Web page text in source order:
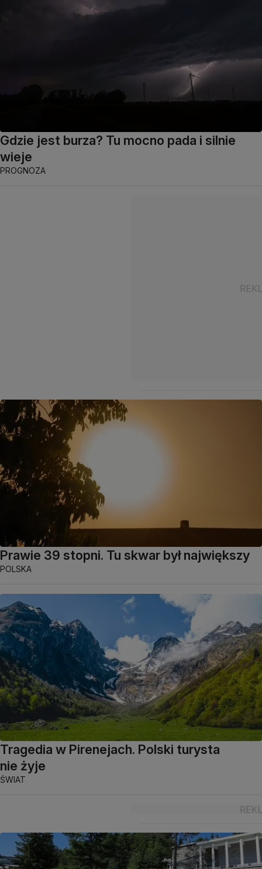
Gdzie jest burza? Tu mocno pada i silnie
wieje
PROGNOZA
Prawie 39 stopni. Tu skwar był największy
POLSKA
Tragedia w Pirenejach. Polski turysta
nie żyje
ŚWIAT